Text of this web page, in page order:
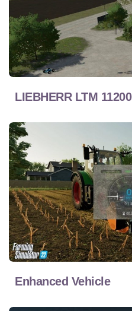
LIEBHERR LTM 11200
Enhanced Vehicle